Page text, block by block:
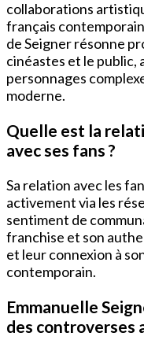
collaborations
français
de Seigner résonne
cinéastes et le public,
personnages
moderne.
Quelle est la
avec ses fans ?
Sa relation avec les
activement via les
sentiment de
franchise et son
et leur connexion à
contemporain.
Emmanuelle
des controverses